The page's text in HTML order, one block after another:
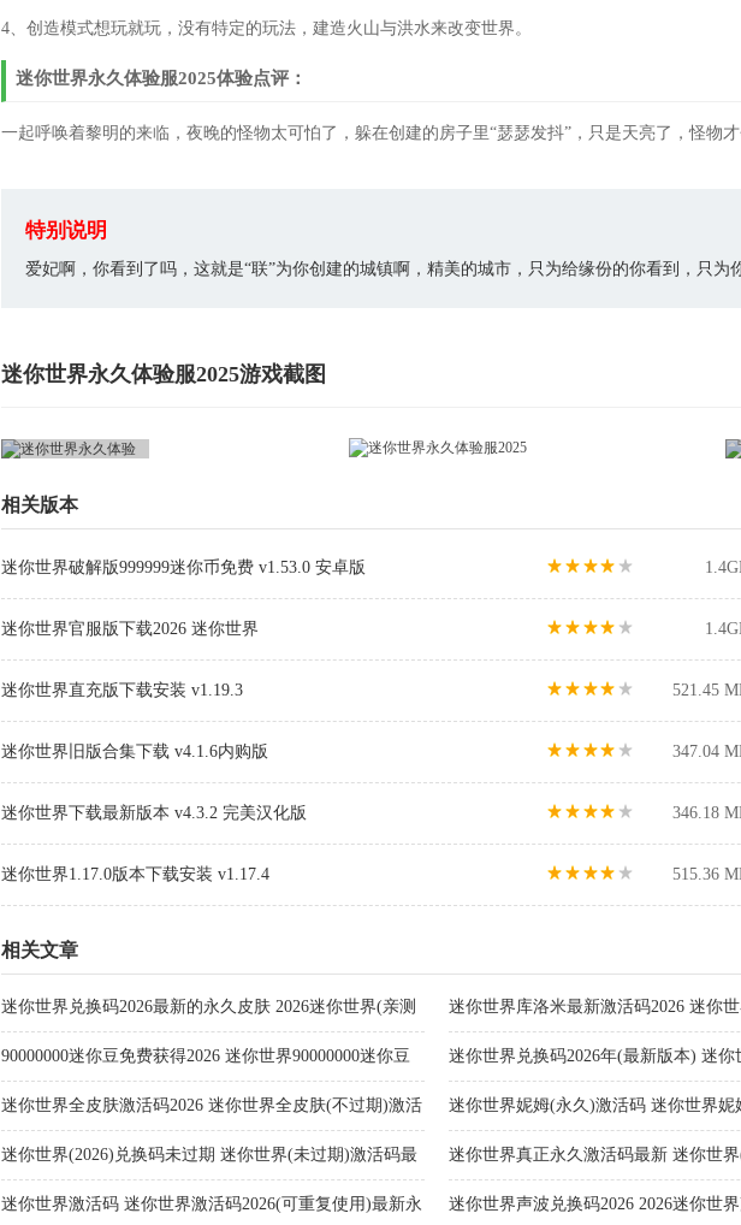
4、创造模式想玩就玩，没有特定的玩法，建造火山与洪水来改变世界。
迷你世界永久体验服2025体验点评：
一起呼唤着黎明的来临，夜晚的怪物太可怕了，躲在创建的房子里“瑟瑟发抖”，只是天亮了，怪物才
特别说明
爱妃啊，你看到了吗，这就是“联”为你创建的城镇啊，精美的城市，只为给缘份的你看到，只为
迷你世界永久体验服2025游戏截图
相关版本
迷你世界破解版999999迷你币免费 v1.53.0 安卓版
迷你世界官服版下载2026 迷你世界
迷你世界直充版下载安装 v1.19.3 521.45
迷你世界旧版合集下载 v4.1.6内购版 347.04
迷你世界下载最新版本 v4.3.2 完美汉化版 346.18
迷你世界1.17.0版本下载安装 v1.17.4 515.36
相关文章
迷你世界兑换码2026最新的永久皮肤 2026迷你世界(亲测
有效)最强激活兑换码大全
迷你世界库洛米最新激活码2026 迷你
米兑换码2026免费领取
90000000迷你豆免费获得2026 迷你世界90000000迷你豆
免费兑换码分享(永久不过期)
迷你世界兑换码2026年(最新版本) 迷你
币)兑换码未过期永久皮肤
迷你世界全皮肤激活码2026 迷你世界全皮肤(不过期)激活
码最新大全
迷你世界妮姆(永久)激活码 迷你世界妮
2026(永久可重复使用)
迷你世界(2026)兑换码未过期 迷你世界(未过期)激活码最
新分享
迷你世界真正永久激活码最新 迷你世
永久激活码大全
迷你世界激活码 迷你世界激活码2026(可重复使用)最新永 迷你世界声波兑换码2026 2026迷你世